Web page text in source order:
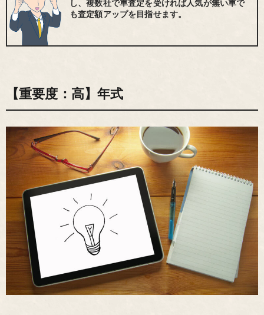
し、複数社で車査定を受ければ人気が無い車で
も査定額アップを目指せます。
【重要度：高】年式